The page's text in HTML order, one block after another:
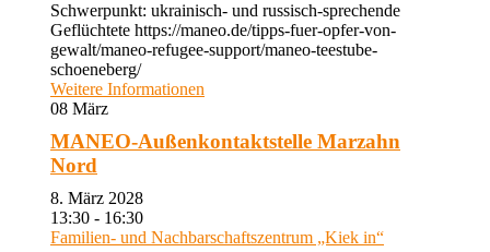
Schwerpunkt: ukrainisch- und russisch-sprechende
Geflüchtete https://maneo.de/tipps-fuer-opfer-von-
gewalt/maneo-refugee-support/maneo-teestube-
schoeneberg/
Weitere Informationen
08 März
MANEO-Außenkontaktstelle Marzahn
Nord
8. März 2028
13:30 - 16:30
Familien- und Nachbarschaftszentrum „Kiek in“